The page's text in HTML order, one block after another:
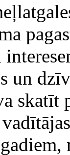
un
skatīt